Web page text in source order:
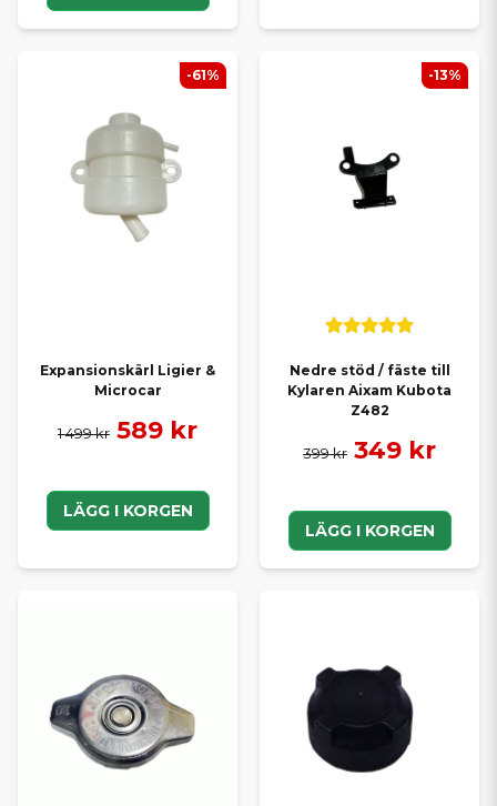
Expansionskärl Ligier &
Microcar
1 499 kr 589 kr
LÄGG I KORGEN
-61%
Nedre stöd / fäste till
Kylaren Aixam Kubota
Z482
399 kr 349 kr
LÄGG I KORGEN
-13%